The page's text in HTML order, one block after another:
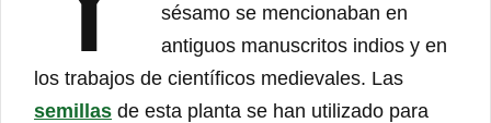
sésamo se mencionaban en
antiguos manuscritos indios y en
los trabajos de científicos medievales. Las
semillas de esta planta se han utilizado para